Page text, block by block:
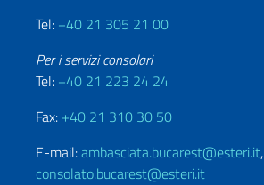
Tel: +40 21 305 21 00
Per i servizi consolari
Tel: +40 21 223 24 24
Fax: +40 21 310 30 50
E-mail:ambasciata.bucarest@esteri.it,
consolato.bucarest@esteri.it